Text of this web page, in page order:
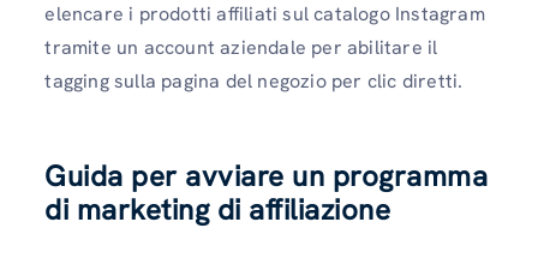
elencare i prodotti affiliati sul catalogo Instagram
tramite un account aziendale per abilitare il
tagging sulla pagina del negozio per clic diretti.
Guida per avviare un programma
di marketing di affiliazione